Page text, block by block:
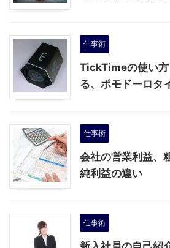
仕事術
TickTimeの使い方
る、ポモドーロタ
仕事術
会社の営業利益、
純利益の違い
仕事術